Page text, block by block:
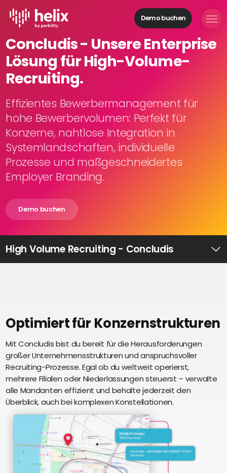
Demo buchen
Helix Module
Organisationen
aufbauen
gewinnen
Mitarbeitende
entwickeln
Feedback
geben
Volume
Ausbildungsmanagement
Lernen
eAkte
und
Digitalisierung
Schnittstellen
Intelligenz
Über uns
Perbility
Concludis - Unsere Enterprise
Lösung für High-Volume-
Recruiting.
Effizientes Bewerbermanagement für
hohe Bewerbervolumen: Perfekt für
Konzerne, nahtlose Integration in
Systemlandschaften, individuelle
Prozesse und maßgeschneidertes
Employer Branding.
Demo buchen
High Volume Recruiting - Concludis
Optimiert für Konzernstrukturen
Mit Concludis bist du bereit für die Herausforderungen
großer Unternehmensstrukturen und anspruchsvoller
Recruiting-Prozesse. Egal ob du weltweit operierst,
mehrere Filialen oder Niederlassungen steuerst – verwalte
alle Mandanten effizient und behalte jederzeit den
Überblick, auch bei komplexen Konstellationen.